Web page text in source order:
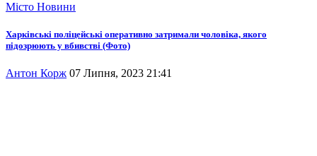
Місто Новини
Харківські поліцейські оперативно затримали чоловіка, якого
підозрюють у вбивстві (Фото)
Антон Корж 07 Липня, 2023 21:41